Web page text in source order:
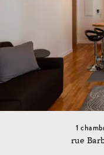
1
rue